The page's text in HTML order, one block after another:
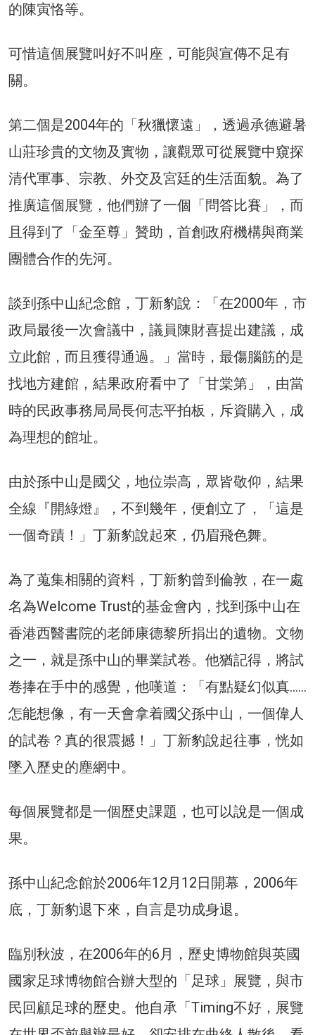
的陳寅恪等。
可惜這個展覽叫好不叫座，可能與宣傳不足有
關。
第二個是2004年的「秋獵懷遠」，透過承德避暑
山莊珍貴的文物及實物，讓觀眾可從展覽中窺探
清代軍事、宗教、外交及宮廷的生活面貌。為了
推廣這個展覽，他們辦了一個「問答比賽」，而
且得到了「金至尊」贊助，首創政府機構與商業
團體合作的先河。
談到孫中山紀念館，丁新豹說：「在2000年，市
政局最後一次會議中，議員陳財喜提出建議，成
立此館，而且獲得通過。」當時，最傷腦筋的是
找地方建館，結果政府看中了「甘棠第」，由當
時的民政事務局局長何志平拍板，斥資購入，成
為理想的館址。
由於孫中山是國父，地位崇高，眾皆敬仰，結果
全線『開綠燈』，不到幾年，便創立了，「這是
一個奇蹟！」丁新豹說起來，仍眉飛色舞。
為了蒐集相關的資料，丁新豹曾到倫敦，在一處
名為Welcome Trust的基金會內，找到孫中山在
香港西醫書院的老師康德黎所捐出的遺物。文物
之一，就是孫中山的畢業試卷。他猶記得，將試
卷捧在手中的感覺，他嘆道：「有點疑幻似真……
怎能想像，有一天會拿着國父孫中山，一個偉人
的試卷？真的很震撼！」丁新豹說起往事，恍如
墜入歷史的塵網中。
每個展覽都是一個歷史課題，也可以說是一個成
果。
孫中山紀念館於2006年12月12日開幕，2006年
底，丁新豹退下來，自言是功成身退。
臨別秋波，在2006年的6月，歷史博物館與英國
國家足球博物館合辦大型的「足球」展覽，與市
民回顧足球的歷史。他自承「Timing不好，展覽